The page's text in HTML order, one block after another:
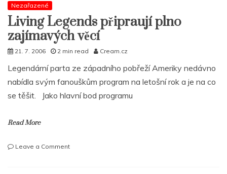
Nezařazené
Living Legends připraují plno
zajímavých věcí
21. 7. 2006 2 min read Cream.cz
Legendární parta ze západního pobřeží Ameriky nedávno
nabídla svým fanouškům program na letošní rok a je na co
se těšit. Jako hlavní bod programu
Read More
Leave a Commenton